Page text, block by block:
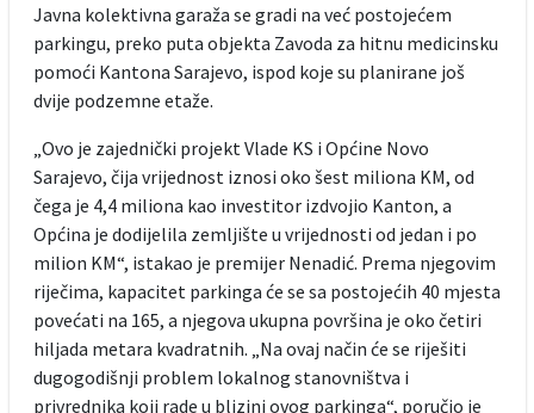
Javna kolektivna garaža se gradi na već postojećem
parkingu, preko puta objekta Zavoda za hitnu medicinsku
pomoći Kantona Sarajevo, ispod koje su planirane još
dvije podzemne etaže.
„Ovo je zajednički projekt Vlade KS i Općine Novo
Sarajevo, čija vrijednost iznosi oko šest miliona KM, od
čega je 4,4 miliona kao investitor izdvojio Kanton, a
Općina je dodijelila zemljište u vrijednosti od jedan i po
milion KM“, istakao je premijer Nenadić. Prema njegovim
riječima, kapacitet parkinga će se sa postojećih 40 mjesta
povećati na 165, a njegova ukupna površina je oko četiri
hiljada metara kvadratnih. „Na ovaj način će se riješiti
dugogodišnji problem lokalnog stanovništva i
privrednika koji rade u blizini ovog parkinga“, poručio je